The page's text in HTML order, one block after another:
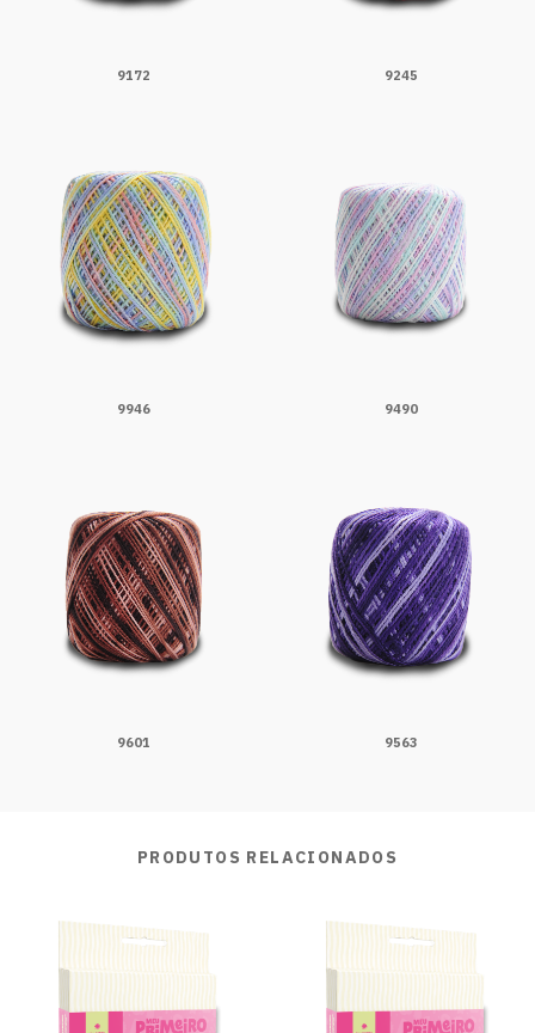
9172 9245
9946 9490
9601 9563
PRODUTOS RELACIONADOS